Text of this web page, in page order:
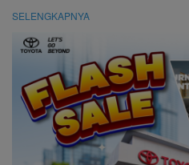
SELENGKAPNYA